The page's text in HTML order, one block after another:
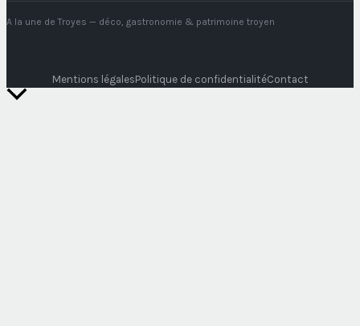
A la une de Troyes — déco, gastronomie & patrimoine troyen
Mentions légalesPolitique de confidentialitéContact